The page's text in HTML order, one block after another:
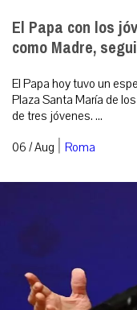
El Papa con los
como Madre,
El Papa hoy tuvo un
Plaza Santa María de
de tres jóvenes. ...
06 / Aug | Roma